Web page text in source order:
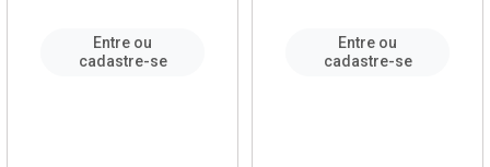
Entre ou
cadastre-se
Entre ou
cadastre-se